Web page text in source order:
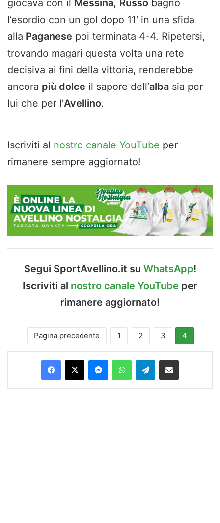
giocava con il Messina, Russo bagnò
l’esordio con un gol dopo 11′ in una sfida
alla Paganese poi terminata 4-4. Ripetersi,
trovando magari questa volta una rete
decisiva ai fini della vittoria, renderebbe
ancora più dolce il sapore dell’alba sia per
lui che per l’Avellino.
Iscriviti al nostro canale YouTube per
rimanere sempre aggiornato!
Segui SportAvellino.it su WhatsApp!
Iscriviti al nostro canale YouTube per
rimanere aggiornato!
Pagina precedente 1 2 3 4
Facebook
X MessengerWhatsAppTelegramCondividi via Email